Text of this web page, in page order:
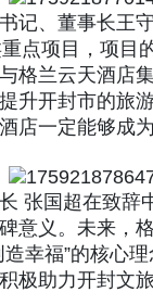
记、董事长王
点项目，项
格兰云天酒店
升开封市的旅
店一定能够成
张国超在致
意义。未来，
幸福”的核心
极助力开封文